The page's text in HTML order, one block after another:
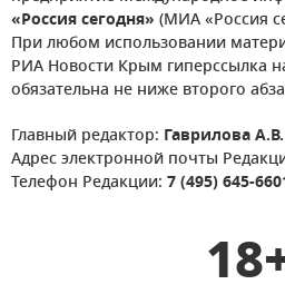
«Россия сегодня» (МИА «Россия
При любом использовании
РИА Новости Крым гиперссылка
обязательна не ниже второго
Главный редактор: Гаврилова А.В.
Адрес электронной почты
Телефон Редакции: 7 (495) 645-